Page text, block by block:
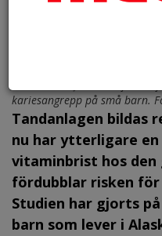
kariesangrepp på små barn.
Tandanlagen bildas
nu har ytterligare
vitaminbrist hos den
fördubblar risken för
Studien har gjorts
barn som lever i